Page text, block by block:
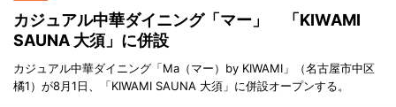
カジュアル中華ダイニング「マー」 「KIWAMI
SAUNA 大須」に併設
カジュアル中華ダイニング「Ma（マー）by KIWAMI」（名古屋市中区
橘1）が8月1日、「KIWAMI SAUNA 大須」に併設オープンする。